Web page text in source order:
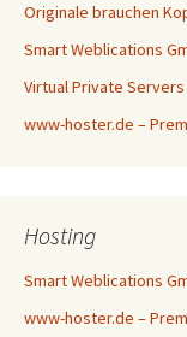
Originale brauchen
Smart Weblications
Virtual Private Servers
www-hoster.de –
Hosting
Smart Weblications
www-hoster.de –